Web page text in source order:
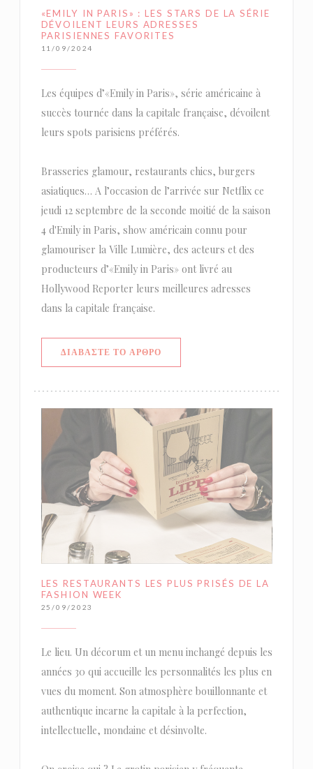
«EMILY IN PARIS» : LES STARS DE LA SÉRIE
DÉVOILENT LEURS ADRESSES
PARISIENNES FAVORITES
11/09/2024
Les équipes d’«Emily in Paris», série américaine à
succès tournée dans la capitale française, dévoilent
leurs spots parisiens préférés.
Brasseries glamour, restaurants chics, burgers
asiatiques… A l’occasion de l’arrivée sur Netflix ce
jeudi 12 septembre de la seconde moitié de la saison
4 d'Emily in Paris, show américain connu pour
glamouriser la Ville Lumière, des acteurs et des
producteurs d’«Emily in Paris» ont livré au
Hollywood Reporter leurs meilleures adresses
dans la capitale française.
ΔΙΑΒΆΣΤΕ ΤΟ ΆΡΘΡΟ((ΑΝΟΊΓΕΙ ΣΕ ΝΈΟ ΠΑΡΆΘΥΡΟ))
LES RESTAURANTS LES PLUS PRISÉS DE LA
FASHION WEEK
25/09/2023
Le lieu. Un décorum et un menu inchangé depuis les
années 30 qui accueille les personnalités les plus en
vues du moment. Son atmosphère bouillonnante et
authentique incarne la capitale à la perfection,
intellectuelle, mondaine et désinvolte.